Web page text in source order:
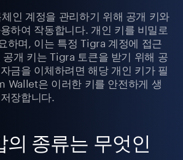
인 계정을 관리하기 위해 공개 키와
하여 작동합니다. 개인 키를 비밀로
하며, 이는 특정 Tigra 계정에 접근
개 키는 Tigra 토큰을 받기 위해 공
금을 이체하려면 해당 개인 키가 필
Wallet은 이러한 키를 안전하게 생
장합니다.
의 종류는 무엇인